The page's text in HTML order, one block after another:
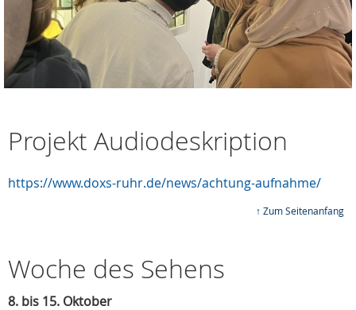
Projekt Audiodeskription
https://www.doxs-ruhr.de/news/achtung-aufnahme/
↑ Zum Seitenanfang
Woche des Sehens
8. bis 15. Oktober